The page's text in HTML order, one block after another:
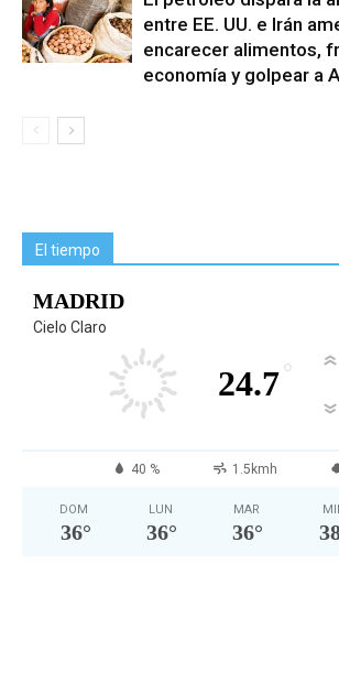
entre EE. UU. e Irán
encarecer alimentos,
economía y golpear a
El tiempo
MADRID
Cielo Claro
24.7°
40 % 1.5kmh
DOM
36°
LUN
36°
MAR
36°